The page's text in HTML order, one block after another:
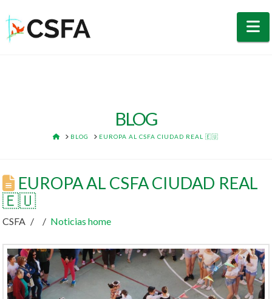
BLOG
HOME
BLOG EUROPA AL CSFA CIUDAD REAL 🇪🇺
EUROPA AL CSFA CIUDAD REAL
🇪🇺
CSFA Noticias home